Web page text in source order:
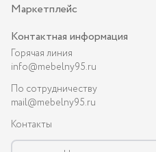
Маркетплейс
Контактная информация
Горячая линия
info@mebelny95.ru
По сотрудничеству
mail@mebelny95.ru
Контакты